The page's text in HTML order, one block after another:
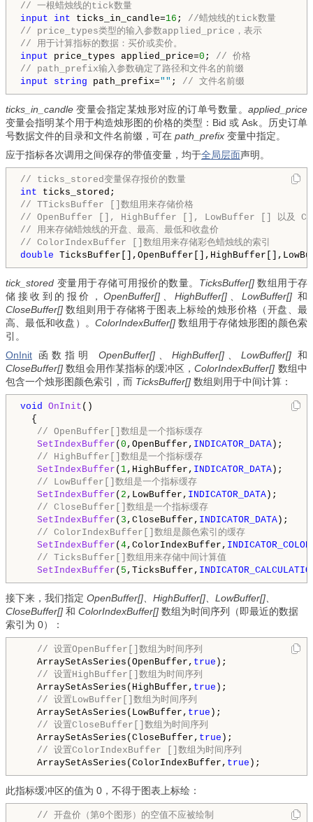
// 一根蜡烛线的tick数量
input
int ticks_in_candle=16 ; //蜡烛线的tick数量
// price_types类型的输入参数applied_price，表示
// 用于计算指标的数据：买价或卖价。
input price_types applied_price=0 ; // 价格
// path_prefix输入参数确定了路径和文件名的前缀
input
string path_prefix="" ; // 文件名前缀
ticks_in_candle 变量会指定某烛形对应的订单号数量。 applied_price
变量会指明某个用于构造烛形图的价格的类型：Bid 或 Ask。历史订单
号数据文件的目录和文件名前缀，可在 path_prefix 变量中指定。
应于指标各次调用之间保存的带值变量，均于全局层面声明。
// ticks_stored变量保存报价的数量
int
// TTicksBuffer []数组用来存储价格
// OpenBuffer [], HighBuffer [], LowBuffer [] 以及
// 用来存储蜡烛线的开盘、最高、最低和收盘价
// ColorIndexBuffer []数组用来存储彩色蜡烛线的索引
double
tick_stored 变量用于存储可用报价的数量。 TicksBuffer[]数组用于存
储接收到的报价，OpenBuffer[]、HighBuffer[]、LowBuffer[] 和
CloseBuffer[] 数组则用于存储将于图表上标绘的烛形价格（开盘、最
高、最低和收盘）。ColorIndexBuffer[] 数组用于存储烛形图的颜色索
引。
OnInit 函数指明 OpenBuffer[]、HighBuffer[]、LowBuffer[]和
CloseBuffer[] 数组会用作某指标的缓冲区，ColorIndexBuffer[] 数组中
包含一个烛形图颜色索引，而 TicksBuffer[] 数组则用于中间计算：
void OnInit ()
{
// OpenBuffer[]数组是一个指标缓存
SetIndexBuffer ( 0 ,OpenBuffer, INDICATOR_DATA );
// HighBuffer[]数组是一个指标缓存
SetIndexBuffer ( 1,HighBuffer, INDICATOR_DATA );
// LowBuffer[]数组是一个指标缓存
SetIndexBuffer ( 2 ,LowBuffer, INDICATOR_DATA );
// CloseBuffer[]数组是一个指标缓存
SetIndexBuffer ( 3 ,CloseBuffer, INDICATOR_DATA );
// ColorIndexBuffer[]数组是颜色索引的缓存
SetIndexBuffer ( 4,ColorIndexBuffer,
// TicksBuffer[]数组用来存储中间计算值
SetIndexBuffer ( 5 ,TicksBuffer,
接下来，我们指定 OpenBuffer[]、HighBuffer[]、LowBuffer[]、
CloseBuffer[] 和 ColorIndexBuffer[] 数组为时间序列（即最近的数据
索引为 0）：
// 设置OpenBuffer[]数组为时间序列
ArraySetAsSeries(OpenBuffer, true );
// 设置HighBuffer[]数组为时间序列
ArraySetAsSeries(HighBuffer, true );
// 设置LowBuffer[]数组为时间序列
ArraySetAsSeries(LowBuffer, true );
// 设置CloseBuffer[]数组为时间序列
ArraySetAsSeries(CloseBuffer, true );
// 设置ColorIndexBuffer []数组为时间序列
ArraySetAsSeries(ColorIndexBuffer, true );
此指标缓冲区的值为 0，不得于图表上标绘：
// 开盘价（第0个图形）的空值不应被绘制